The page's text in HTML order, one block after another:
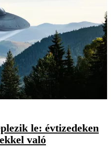
le: évtizedeken
való